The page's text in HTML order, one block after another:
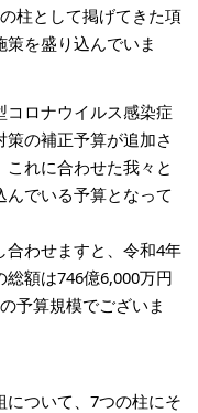
柱として掲げてきた項
策を盛り込んでいま
コロナウイルス感染症
の補正予算が追加さ
れに合わせた我々と
んでいる予算となって
合わせますと、令和4年
総額は746億6,000万円
予算規模でございま
について、7つの柱にそ